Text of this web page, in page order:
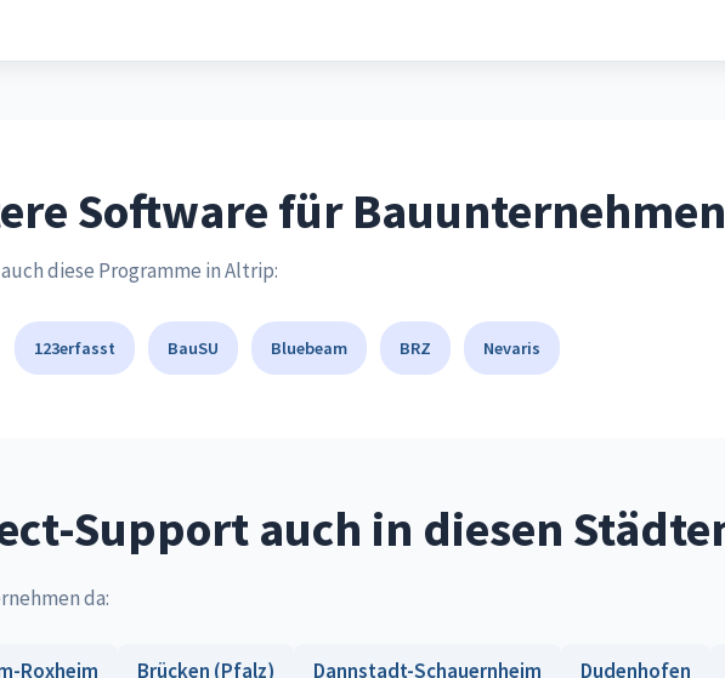
Software für Bauunternehmen
diese Programme in Altrip:
123erfasst BauSU Bluebeam BRZ Nevaris
Support auch in diesen
da:
Roxheim Brücken (Pfalz) Dannstadt-Schauernheim Dudenhofen